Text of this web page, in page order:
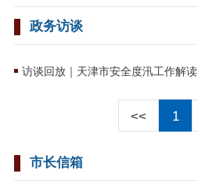
政务访谈
访谈回放｜天津市安全度汛工作解读
<< 1
市长信箱